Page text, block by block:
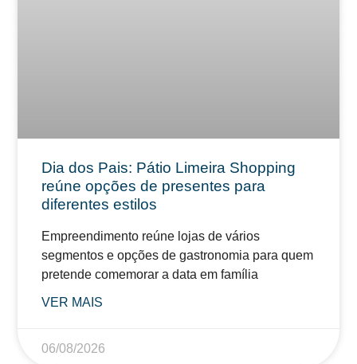
Dia dos Pais: Pátio Limeira Shopping
reúne opções de presentes para
diferentes estilos
Empreendimento reúne lojas de vários
segmentos e opções de gastronomia para quem
pretende comemorar a data em família
VER MAIS
06/08/2026